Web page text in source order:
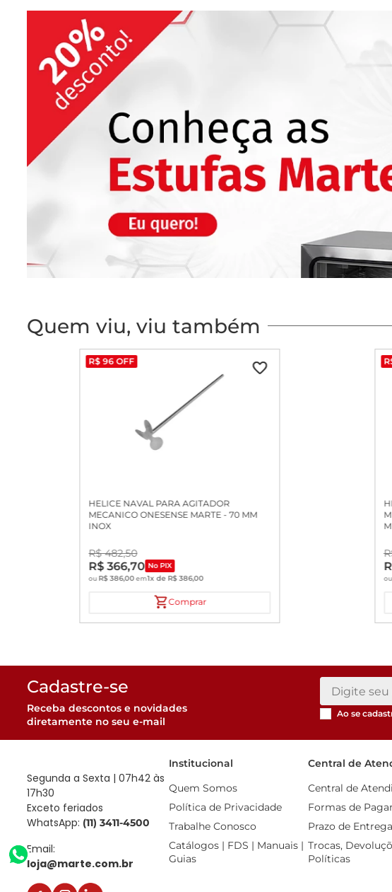
Quem viu, viu também
R$ 96 OFF
HELICE NAVAL PARA AGITADOR
MECANICO ONESENSE MARTE - 70 MM
INOX
R$ 482,50
R$ 366,70 No PIX
ou R$ 386,00em1x de R$ 386,00
Comprar
ou
Cadastre-se
Receba descontos e novidades
diretamente no seu e-mail
Ao se
Segunda a Sexta | 07h42 às
17h30
Exceto feriados
WhatsApp: (11) 3411-4500
Email:
loja@marte.com.br
Institucional
Quem Somos
Política de Privacidade
Trabalhe Conosco
Catálogos | FDS | Manuais |
Guias
Central de
Central de
Formas de
Prazo de Entrega
Trocas,
Políticas